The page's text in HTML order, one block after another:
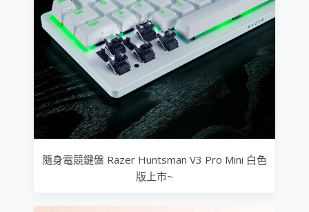
隨身電競鍵盤 Razer Huntsman V3 Pro Mini 白色
版上市~